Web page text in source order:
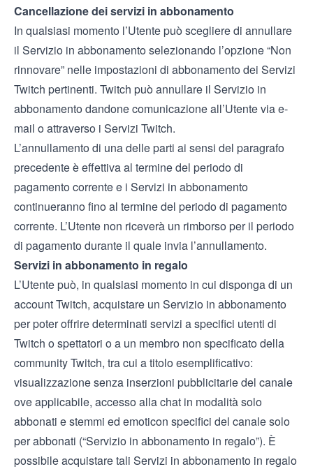
Cancellazione dei servizi in abbonamento
In qualsiasi momento l’Utente può scegliere di annullare
il Servizio in abbonamento selezionando l’opzione “Non
rinnovare” nelle impostazioni di abbonamento dei Servizi
Twitch pertinenti. Twitch può annullare il Servizio in
abbonamento dandone comunicazione all’Utente via e-
mail o attraverso i Servizi Twitch.
L’annullamento di una delle parti ai sensi del paragrafo
precedente è effettiva al termine del periodo di
pagamento corrente e i Servizi in abbonamento
continueranno fino al termine del periodo di pagamento
corrente. L’Utente non riceverà un rimborso per il periodo
di pagamento durante il quale invia l’annullamento.
Servizi in abbonamento in regalo
L’Utente può, in qualsiasi momento in cui disponga di un
account Twitch, acquistare un Servizio in abbonamento
per poter offrire determinati servizi a specifici utenti di
Twitch o spettatori o a un membro non specificato della
community Twitch, tra cui a titolo esemplificativo:
visualizzazione senza inserzioni pubblicitarie del canale
ove applicabile, accesso alla chat in modalità solo
abbonati e stemmi ed emoticon specifici del canale solo
per abbonati (“Servizio in abbonamento in regalo”). È
possibile acquistare tali Servizi in abbonamento in regalo